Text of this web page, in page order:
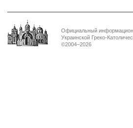
Официальный
Украинской Греко-
©2004–2026